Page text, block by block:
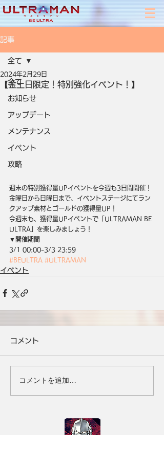
記事
全て
お知らせ
アップデート
メンテナンス
イベント
攻略
全て
【金土日限定！特別強化イベント！】
2024年2月29日
週末の特別獲得量UPイベントを今週も3日間開催！
金曜日から日曜日まで、イベントステージにてラン
クアップ素材とゴールドの獲得量UP！
今週末も、獲得量UPイベントで「ULTRAMAN BE
ULTRA」を楽しみましょう！
▼開催期間
3/1 00:00~3/3 23:59
#BEULTRA #ULTRAMAN
イベント
コメント
コメントを追加…